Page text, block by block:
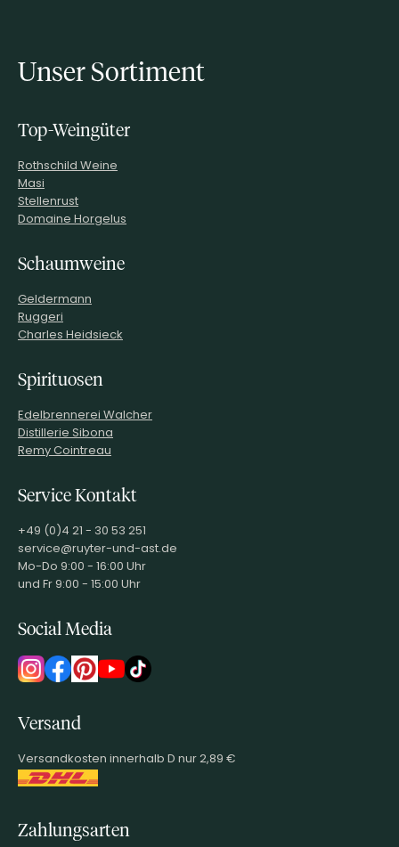
Unser Sortiment
Top-Weingüter
Rothschild Weine
Masi
Stellenrust
Domaine Horgelus
Schaumweine
Geldermann
Ruggeri
Charles Heidsieck
Spirituosen
Edelbrennerei Walcher
Distillerie Sibona
Remy Cointreau
Service Kontakt
+49 (0)4 21 - 30 53 251
service@ruyter-und-ast.de
Mo-Do 9:00 - 16:00 Uhr
und Fr 9:00 - 15:00 Uhr
Social Media
Versand
Versandkosten innerhalb D nur 2,89 €
Zahlungsarten